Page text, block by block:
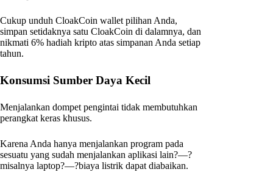
Cukup unduh CloakCoin wallet pilihan Anda,
simpan setidaknya satu CloakCoin di dalamnya, dan
nikmati 6% hadiah kripto atas simpanan Anda setiap
tahun.
Konsumsi Sumber Daya Kecil
Menjalankan dompet pengintai tidak membutuhkan
perangkat keras khusus.
Karena Anda hanya menjalankan program pada
sesuatu yang sudah menjalankan aplikasi lain?—?
misalnya laptop?—?biaya listrik dapat diabaikan.